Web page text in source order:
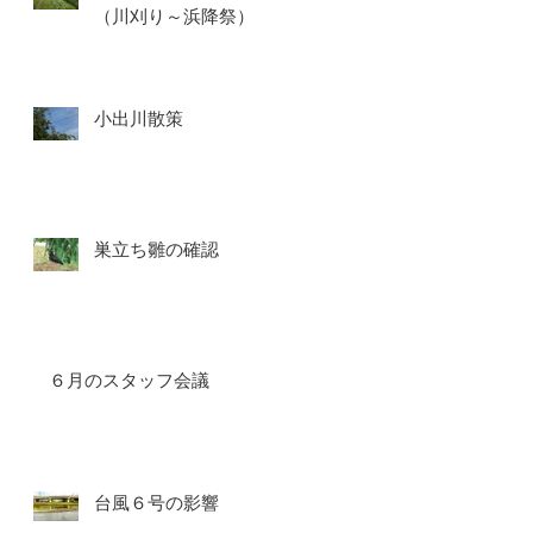
（川刈り～浜降祭）
小出川散策
巣立ち雛の確認
６月のスタッフ会議
台風６号の影響